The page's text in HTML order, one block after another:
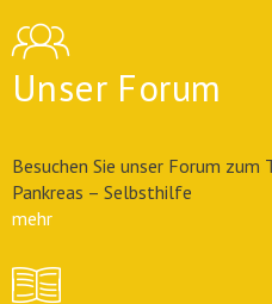
Unser Forum
Besuchen Sie unser Forum zum
Pankreas – Selbsthilfe
mehr